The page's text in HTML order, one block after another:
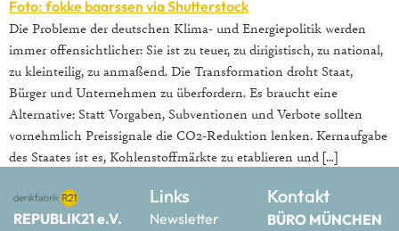
Foto: fokke baarssen via Shutterstock
Die Probleme der deutschen Klima- und Energiepolitik werden
immer offensichtlicher: Sie ist zu teuer, zu dirigistisch, zu national,
zu kleinteilig, zu anmaßend. Die Transformation droht Staat,
Bürger und Unternehmen zu überfordern. Es braucht eine
Alternative: Statt Vorgaben, Subventionen und Verbote sollten
vornehmlich Preissignale die CO2-Reduktion lenken. Kernaufgabe
des Staates ist es, Kohlenstoffmärkte zu etablieren und […]
REPUBLIK21 e.V.
Links
Newsletter
Kontakt
BÜRO MÜNCHEN